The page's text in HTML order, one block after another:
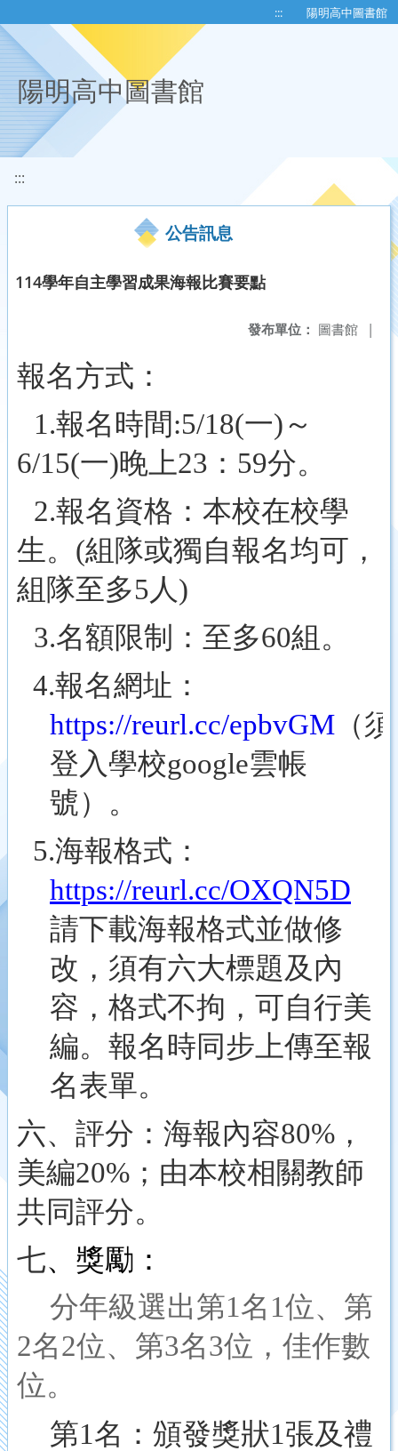
::: 陽明高中圖書館
陽明高中圖書館
:::
公告訊息
114學年自主學習成果海報比賽要點
發布單位： 圖書館 |
報名方式：
1.報名時間:5/18(一)～
6/15(一)晚上23 ： 59分。
2.報名資格 ： 本校在校學
生。(組隊或獨自報名均可，
組隊至多5人)
3.名額限制：至多60組。
4.報名網址：
https://reurl.cc/epbvGM （須
登入學校google雲帳
號） 。
5.海報格式：
https://reurl.cc/OXQN5D
請下載海報格式並做修
改，須有六大標題及內
容，格式不拘，可自行美
編。報名時同步上傳至報
名表單。
六、評分：海報內容80%，
美編20%；由本校相關教師
共同評分。
七、獎勵：
分年級選出第1名1位、第
2名2位、第3名3位，佳作數
位。
第1名：頒發獎狀1張及禮